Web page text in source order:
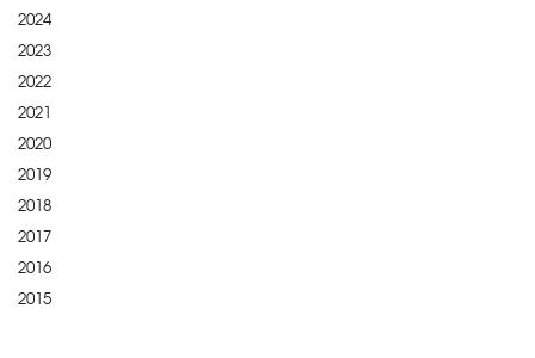
2024
2023
2022
2021
2020
2019
2018
2017
2016
2015